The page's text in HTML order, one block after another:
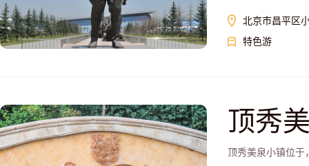
北京市昌平区
特色游
顶秀
顶秀美泉小镇位